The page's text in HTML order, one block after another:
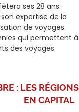
ses 28 ans.
expertise de la
de voyages.
qui permettent à
des voyages
: LES RÉGIONS
EN CAPITAL